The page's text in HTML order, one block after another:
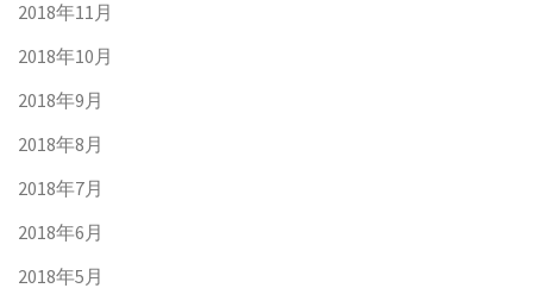
2018年11月
2018年10月
2018年9月
2018年8月
2018年7月
2018年6月
2018年5月